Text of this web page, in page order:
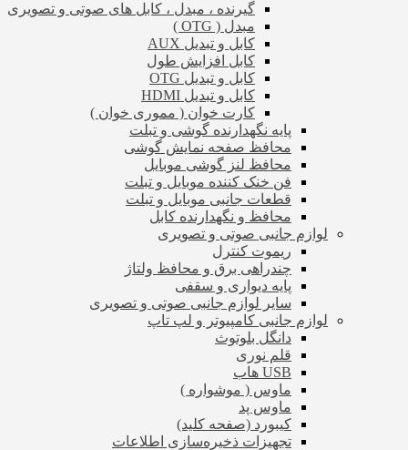
گیرنده ، مبدل ، کابل های صوتی و تصویری
مبدل ( OTG )
کابل و تبدیل AUX
کابل افزایش طول
کابل و تبدیل OTG
کابل و تبدیل HDMI
کارت خوان ( مموری خوان )
پایه نگهدارنده گوشی و تبلت
محافظ صفحه نمایش گوشی
محافظ لنز گوشی موبایل
فن خنک کننده موبایل و تبلت
قطعات جانبی موبایل و تبلت
محافظ و نگهدارنده کابل
لوازم جانبی صوتی و تصویری
ریموت کنترل
چندراهی برق و محافظ ولتاژ
پایه دیواری و سقفی
سایر لوازم جانبی صوتی و تصویری
لوازم جانبی کامپیوتر و لپ تاپ
دانگل بلوتوث
قلم نوری
USB هاب
ماوس ( موشواره )
ماوس پد
کیبورد (صفحه کلید)
تجهیزات ذخیره‌سازی اطلاعات